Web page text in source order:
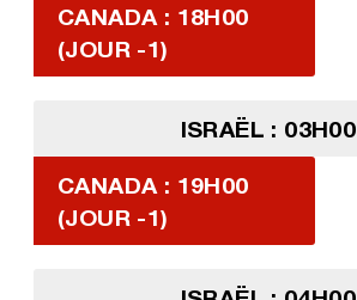
CANADA : 18H00
(JOUR -1)
ISRAËL : 03H00
CANADA : 19H00
(JOUR -1)